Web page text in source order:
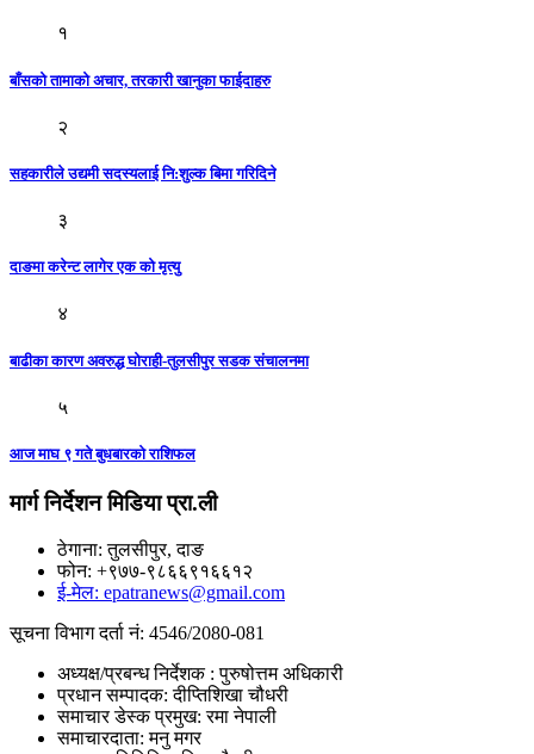
१
बाँसको तामाको अचार, तरकारी खानुका फाईदाहरु
२
सहकारीले उद्यमी सदस्यलाई नि:शुल्क बिमा गरिदिने
३
दाङमा करेन्ट लागेर एक को मृत्यु
४
बाढीका कारण अवरुद्ध घोराही-तुलसीपुर सडक संचालनमा
५
आज माघ ९ गते बुधबारकाे राशिफल
मार्ग निर्देशन मिडिया प्रा.ली
ठेगाना: तुलसीपुर, दाङ
फोन: +९७७-९८६६९१६६१२
ई-मेल: epatranews@gmail.com
सूचना विभाग दर्ता नं: 4546/2080-081
अध्यक्ष/प्रबन्ध निर्देशक : पुरुषोत्तम अधिकारी
प्रधान सम्पादक: दीप्तिशिखा चौधरी
समाचार डेस्क प्रमुख: रमा नेपाली
समाचारदाता: मनु मगर